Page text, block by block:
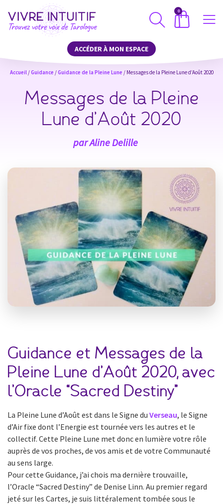
0
ACCÉDER À MON ESPACE
Accueil/Guidance /Guidance de la Pleine Lune / Messages de la Pleine Lune d’Août 2020
Messages de la Pleine
Lune d’Août 2020
parAline Delille
Guidance et Messages de la
Pleine Lune d’Août 2020, avec
l’Oracle “Sacred Destiny”
La Pleine Lune d’Août est dans le Signe du Verseau, le Signe
d’Air fixe dont l’Energie est tournée vers les autres et le
collectif. Cette Pleine Lune met donc en lumière votre rôle
auprès de vos proches, de vos amis et de votre Communauté
au sens large.
Pour cette Guidance, j’ai chois ma dernière trouvaille,
l’Oracle “Sacred Destiny” de Denise Linn. Au premier regard
jeté sur les Cartes, je suis littéralement tombée sous le